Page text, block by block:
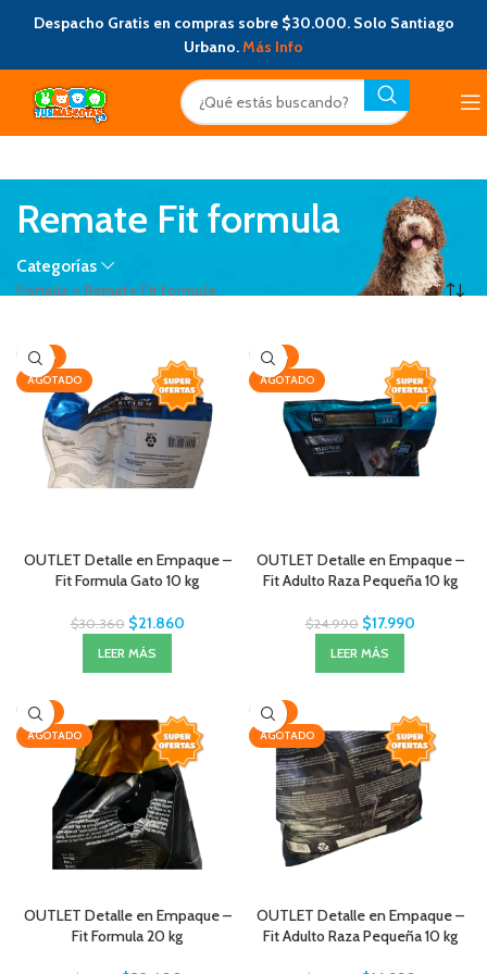
Despacho Gratis en compras sobre $30.000. Solo Santiago
Urbano.Más Info
Remate Fit formula
Categorías
Portada » Remate Fit formula
-28%
AGOTADO
OUTLET Detalle en Empaque –
Fit Formula Gato 10 kg
$30.360 $21.860
LEER MÁS
-28%
AGOTADO
OUTLET Detalle en Empaque –
Fit Adulto Raza Pequeña 10 kg
$24.990 $17.990
LEER MÁS
-25%
AGOTADO
OUTLET Detalle en Empaque –
Fit Formula 20 kg
-32%
AGOTADO
OUTLET Detalle en Empaque –
Fit Adulto Raza Pequeña 10 kg